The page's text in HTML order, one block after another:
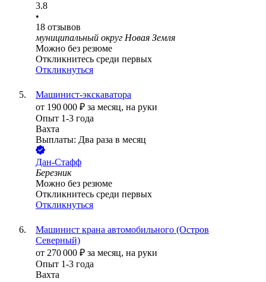
3.8
•
18 отзывов
муниципальный округ Новая Земля
Можно без резюме
Откликнитесь среди первых
Откликнуться
Машинист-экскаватора
от 190 000 ₽ за месяц, на руки
Опыт 1-3 года
Вахта
Выплаты: Два раза в месяц
Дан-Стафф
Березник
Можно без резюме
Откликнитесь среди первых
Откликнуться
Машинист крана автомобильного (Остров
Северный)
от 270 000 ₽ за месяц, на руки
Опыт 1-3 года
Вахта